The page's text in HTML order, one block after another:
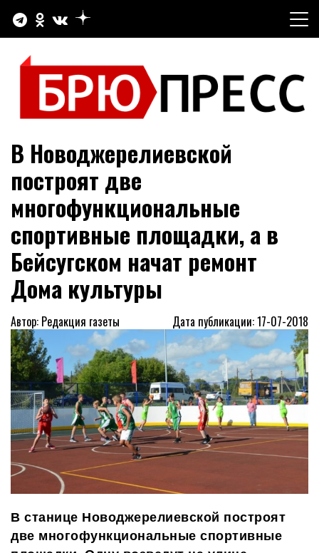
содержимому
БРЮПРЕСС
Официальный сайт газеты "Брюховецкие новости"
В Новоджерелиевской
построят две
многофункциональные
спортивные площадки, а в
Бейсугском начат ремонт
Дома культуры
Автор: Редакция газеты Дата публикации: 17-07-2018
В станице Новоджерелиевской построят
две многофункциональные спортивные